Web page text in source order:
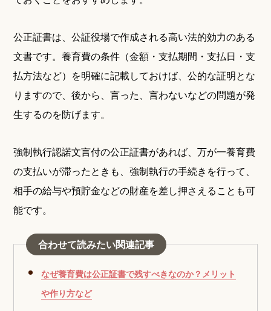
公正証書は、公証役場で作成される高い法的効力のある
文書です。養育費の条件（金額・支払期間・支払日・支
払方法など）を明確に記載しておけば、公的な証明とな
りますので、後から、言った、言わないなどの問題が発
生するのを防げます。
強制執行認諾文言付の公正証書があれば、万が一養育費
の支払いが滞ったときも、強制執行の手続きを行って、
相手の給与や預貯金などの財産を差し押さえることも可
能です。
合わせて読みたい関連記事
なぜ養育費は公正証書で残すべきなのか？メリット
や作り方など